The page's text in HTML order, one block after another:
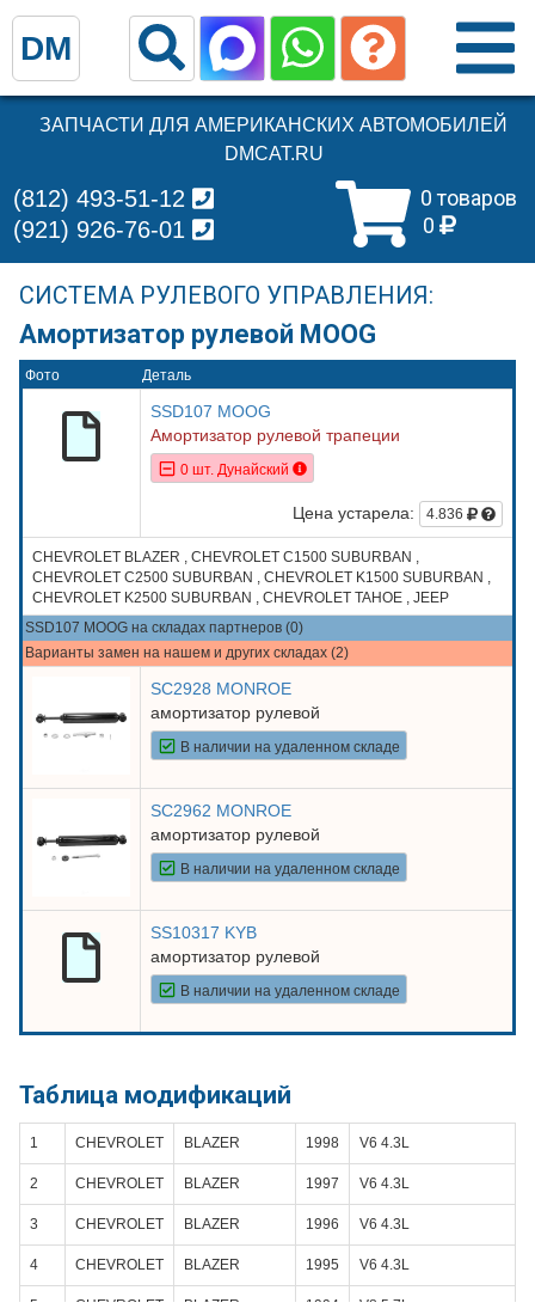
ЗАПЧАСТИ ДЛЯ АМЕРИКАНСКИХ АВТОМОБИЛЕЙ
DMCAT.RU
0 товаров
0
(812) 493-51-12
(921) 926-76-01
СИСТЕМА РУЛЕВОГО УПРАВЛЕНИЯ:
Амортизатор рулевой MOOG
Фото Деталь
SSD107 MOOG
Амортизатор рулевой трапеции
0 шт. Дунайский
Цена устарела: 4.836
CHEVROLET BLAZER , CHEVROLET C1500 SUBURBAN ,
CHEVROLET C2500 SUBURBAN , CHEVROLET K1500 SUBURBAN ,
CHEVROLET K2500 SUBURBAN , CHEVROLET TAHOE , JEEP
CHEROKEE , JEEP GRAND CHEROKEE , JEEP WRANGLER
SSD107 MOOG на складах партнеров (0)
Варианты замен на нашем и других складах (2)
SC2928 MONROE
амортизатор рулевой
В наличии на удаленном складе
SC2962 MONROE
амортизатор рулевой
В наличии на удаленном складе
SS10317 KYB
амортизатор рулевой
В наличии на удаленном складе
Таблица модификаций
1 CHEVROLET BLAZER 1998 V6 4.3L
2 CHEVROLET BLAZER 1997 V6 4.3L
3 CHEVROLET BLAZER 1996 V6 4.3L
4 CHEVROLET BLAZER 1995 V6 4.3L
5 CHEVROLET BLAZER 1994 V8 5.7L
DM